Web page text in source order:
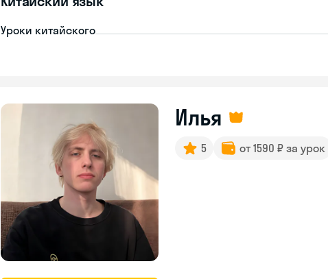
Уроки китайского
Илья
5 от 1590 ₽ за урок